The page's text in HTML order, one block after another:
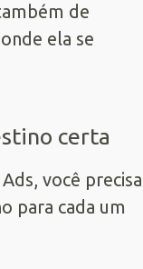
de
ela se
certa
você precisa
para cada um